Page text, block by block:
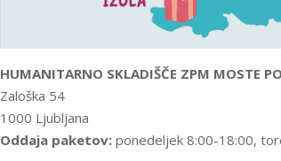
HUMANITARNO SKLADIŠČE ZPM MOSTE
Zaloška 54
1000 Ljubljana
Oddaja paketov: ponedeljek 8:00-18:00,